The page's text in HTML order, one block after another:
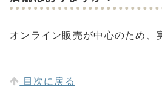
オンライン販売が中心のため、
目次に戻る